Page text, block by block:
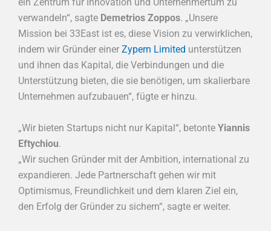
verwandeln“, sagte Demetrios Zoppos. „Unsere
Mission bei 33East ist es, diese Vision zu verwirklichen,
indem wir Gründer einer Zypern Limited unterstützen
und ihnen das Kapital, die Verbindungen und die
Unterstützung bieten, die sie benötigen, um skalierbare
Unternehmen aufzubauen“, fügte er hinzu.
„Wir bieten Startups nicht nur Kapital“, betonte Yiannis
Eftychiou.
„Wir suchen Gründer mit der Ambition, international zu
expandieren. Jede Partnerschaft gehen wir mit
Optimismus, Freundlichkeit und dem klaren Ziel ein,
den Erfolg der Gründer zu sichern“, sagte er weiter.